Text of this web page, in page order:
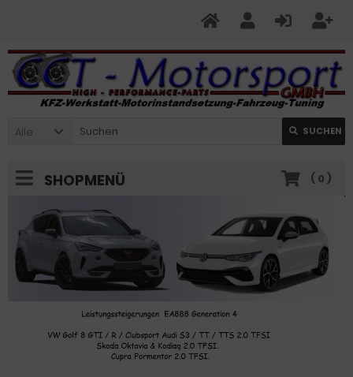
Alle SUCHEN
SHOPMENÜ ( 0 )